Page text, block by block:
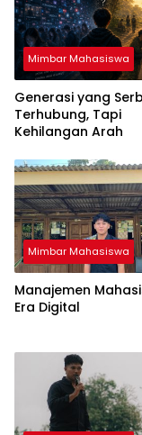
Mimbar Mahasiswa
Generasi yang
Terhubung, Tapi
Kehilangan Arah
Mimbar Mahasiswa
Manajemen
Era Digital